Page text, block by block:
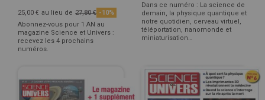
25,00 € au lieu de 27,80 € -10%
Abonnez-vous pour 1 AN au
magazine Science et Univers :
recevez les 4 prochains
numéros.
Dans ce numéro : La science de
demain, la physique quantique et
notre quotidien, cerveau virtuel,
téléportation, nanomonde et
miniaturisation…